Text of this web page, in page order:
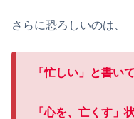
さらに恐ろしいのは、
「忙しい」と書いて
「心を、亡くす」